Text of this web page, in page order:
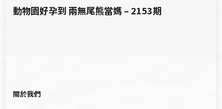
動物園好孕到 兩無尾熊當媽 – 2153期
關於我們